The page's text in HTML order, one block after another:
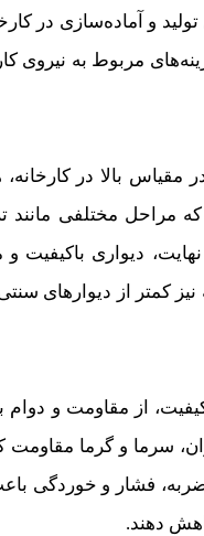
تولید و آماده‌سازی در
مربوط به نیروی
مقیاس بالا در
مراحل مختلفی مانند
دیواری باکیفیت و
کمتر از دیوارهای
از مقاومت و دوام
سرما و گرما
ضربه، فشار و خوردگی
دهند.